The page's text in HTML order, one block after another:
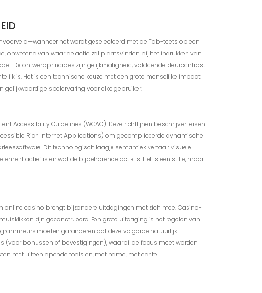
het wordt geselecteerd met de Tab-toets op een
onwetend van waar de actie zal plaatsvinden bij het indrukken van
De ontwerpprincipes zijn gelijkmatigheid, voldoende kleurcontrast
is. Het is een technische keuze met een grote menselijke impact:
gelijkwaardige spelervaring voor elke gebruiker.
Accessibility Guidelines (WCAG). Deze richtlijnen beschrijven eisen
Rich Internet Applications) om gecompliceerde dynamische
Dit technologisch laagje semantiek vertaalt visuele
actief is en wat de bijbehorende actie is. Het is een stille, maar
online casino brengt bijzondere uitdagingen met zich mee. Casino-
zijn geconstrueerd. Een grote uitdaging is het regelen van
moeten garanderen dat deze volgorde natuurlijk
bonussen of bevestigingen), waarbij de focus moet worden
met uiteenlopende tools en, met name, met echte